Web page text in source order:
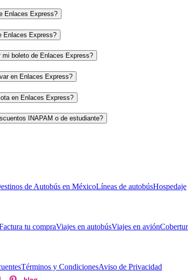
Enlaces Express?
Enlaces Express?
boleto de Enlaces Express?
en Enlaces Express?
en Enlaces Express?
INAPAM o de estudiante?
de Autobús en MéxicoLíneas de autobúsHospedaje
tu compraViajes en autobúsViajes en avión
Términos y CondicionesAviso de Privacidad